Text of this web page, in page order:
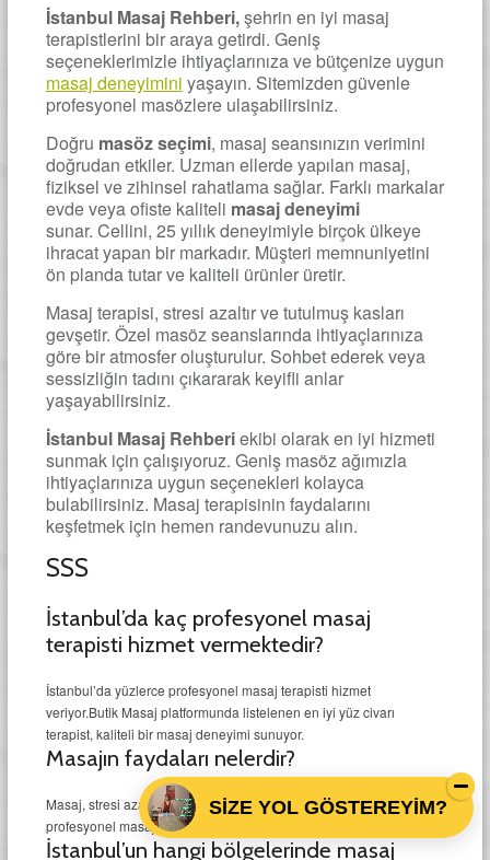
İstanbul Masaj Rehberi,şehrin en iyi masaj
terapistlerini bir araya getirdi. Geniş
seçeneklerimizle ihtiyaçlarınıza ve bütçenize uygun
masaj deneyimini yaşayın. Sitemizden güvenle
profesyonel masözlere ulaşabilirsiniz.
Doğru masöz seçimi, masaj seansınızın verimini
doğrudan etkiler. Uzman ellerde yapılan masaj,
fiziksel ve zihinsel rahatlama sağlar. Farklı markalar
evde veya ofiste kaliteli masaj deneyimi
sunar. Cellini, 25 yıllık deneyimiyle birçok ülkeye
ihracat yapan bir markadır. Müşteri memnuniyetini
ön planda tutar ve kaliteli ürünler üretir.
Masaj terapisi, stresi azaltır ve tutulmuş kasları
gevşetir. Özel masöz seanslarında ihtiyaçlarınıza
göre bir atmosfer oluşturulur. Sohbet ederek veya
sessizliğin tadını çıkararak keyifli anlar
yaşayabilirsiniz.
İstanbul Masaj Rehberiekibi olarak en iyi hizmeti
sunmak için çalışıyoruz. Geniş masöz ağımızla
ihtiyaçlarınıza uygun seçenekleri kolayca
bulabilirsiniz. Masaj terapisinin faydalarını
keşfetmek için hemen randevunuzu alın.
SSS
İstanbul’da kaç profesyonel masaj
terapisti hizmet vermektedir?
İstanbul’da yüzlerce profesyonel masaj terapisti hizmet
veriyor.Butik Masaj platformunda listelenen en iyi yüz civarı
terapist, kaliteli bir masaj deneyimi sunuyor.
Masajın faydaları nelerdir?
Masaj, stresi azaltır ve kan dolaşımını artırır. İstanbul’da
profesyonel masaj, fiziksel ve zihinsel yenilenme sağlar.
İstanbul’un hangi bölgelerinde masaj
SİZE YOL GÖSTEREYİM?